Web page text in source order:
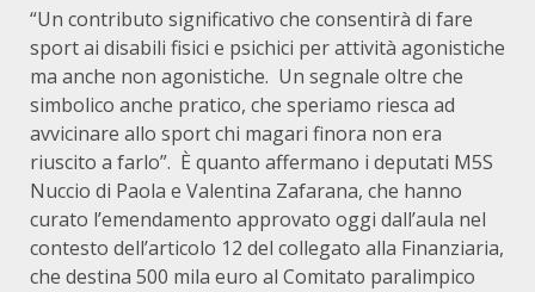
“Un contributo significativo che consentirà di fare
sport ai disabili fisici e psichici per attività agonistiche
ma anche non agonistiche. Un segnale oltre che
simbolico anche pratico, che speriamo riesca ad
avvicinare allo sport chi magari finora non era
riuscito a farlo”. È quanto affermano i deputati M5S
Nuccio di Paola e Valentina Zafarana, che hanno
curato l’emendamento approvato oggi dall’aula nel
contesto dell’articolo 12 del collegato alla Finanziaria,
che destina 500 mila euro al Comitato paralimpico